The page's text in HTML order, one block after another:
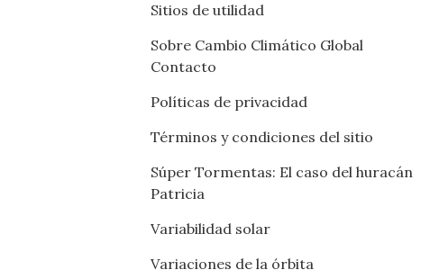
Sitios de utilidad
Sobre Cambio Climático Global
Contacto
Políticas de privacidad
Términos y condiciones del sitio
Súper Tormentas: El caso del huracán
Patricia
Variabilidad solar
Variaciones de la órbita